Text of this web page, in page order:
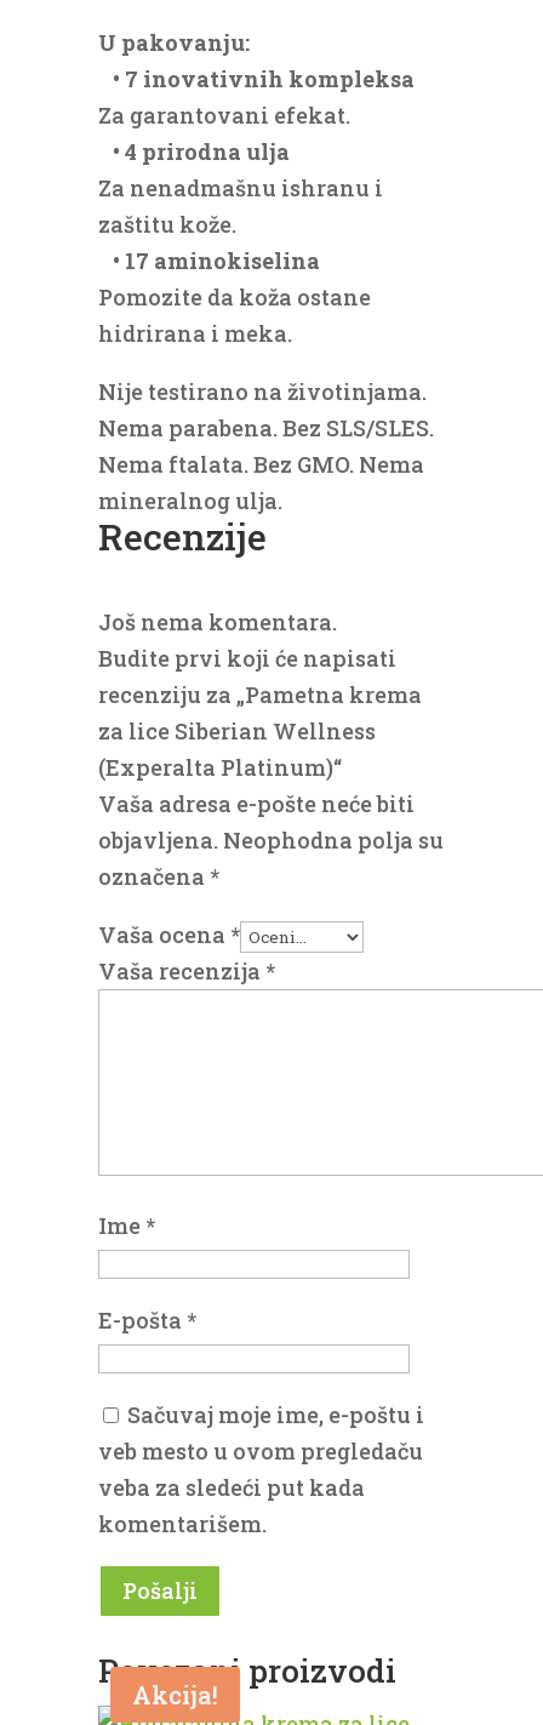
U pakovanju:
• 7 inovativnih kompleksa
Za garantovani efekat.
• 4 prirodna ulja
Za nenadmašnu ishranu i
zaštitu kože.
• 17 aminokiselina
Pomozite da koža ostane
hidrirana i meka.
Nije testirano na životinjama.
Nema parabena. Bez SLS/SLES.
Nema ftalata. Bez GMO. Nema
mineralnog ulja.
Recenzije
Još nema komentara.
Budite prvi koji će napisati
recenziju za „Pametna krema
za lice Siberian Wellness
(Experalta Platinum)“
Vaša adresa e-pošte neće biti
objavljena. Neophodna polja su
označena *
Vaša ocena *
Vaša recenzija *
Ime *
E-pošta *
Sačuvaj moje ime, e-poštu i
veb mesto u ovom pregledaču
veba za sledeći put kada
komentarišem.
Povezani proizvodi
Akcija!